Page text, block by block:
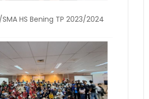
SMA HS Bening TP 2023/2024